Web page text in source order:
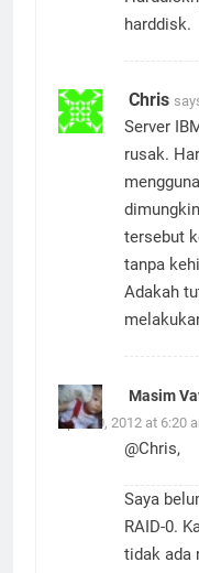
Chris
Server
rusak.
tersebut
tanpa
Adakah
Masim
April 10, 2012 at 6:20
Saya
RAID-0.